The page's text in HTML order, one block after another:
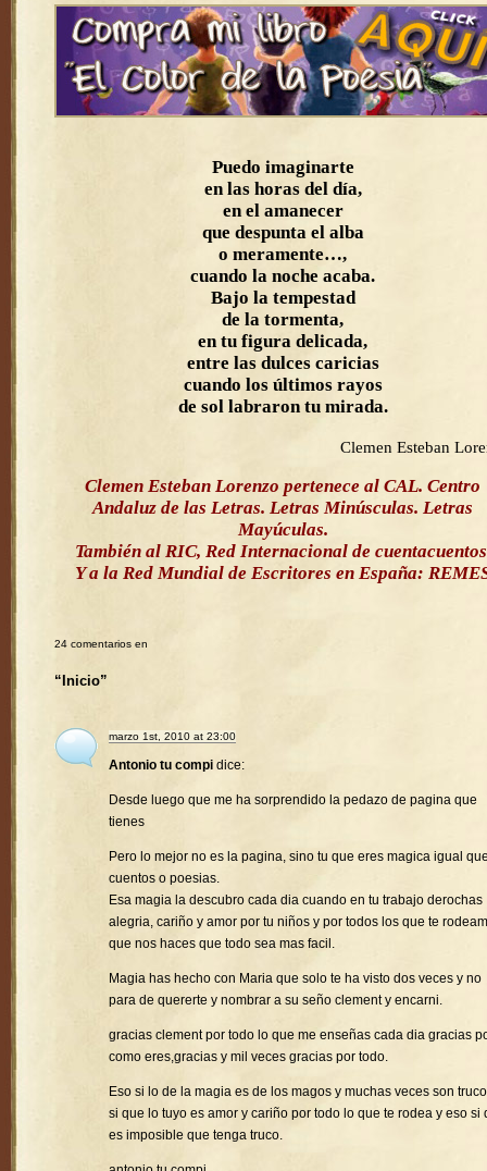
Puedo imaginarte
en las horas del día,
en el amanecer
que despunta el alba
o meramente…,
cuando la noche acaba.
Bajo la tempestad
de la tormenta,
en tu figura delicada,
entre las dulces caricias
cuando los últimos rayos
de sol labraron tu mirada.
Clemen Esteban
Clemen Esteban Lorenzo pertenece al CAL. Centro
Andaluz de las Letras. Letras Minúsculas. Letras
Mayúculas.
También al RIC, Red Internacional de
Y a la Red Mundial de Escritores en España:
24 comentarios en
“Inicio”
marzo 1st, 2010 at 23:00
Antonio tu compi dice:
Desde luego que me ha sorprendido la pedazo de pagina que
tienes
Pero lo mejor no es la pagina, sino tu que eres magica igual
cuentos o poesias.
Esa magia la descubro cada dia cuando en tu trabajo derochas
alegria, cariño y amor por tu niños y por todos los que te
que nos haces que todo sea mas facil.
Magia has hecho con Maria que solo te ha visto dos veces y no
para de quererte y nombrar a su seño clement y encarni.
gracias clement por todo lo que me enseñas cada dia gracias
como eres,gracias y mil veces gracias por todo.
Eso si lo de la magia es de los magos y muchas veces son
si que lo tuyo es amor y cariño por todo lo que te rodea y eso si
es imposible que tenga truco.